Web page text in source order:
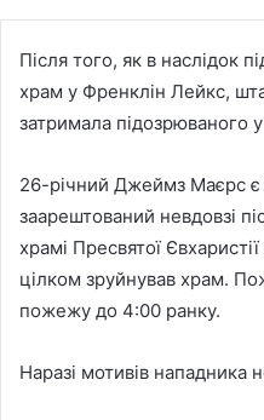
Після того, як в наслідок
храм у Френклін Лейкс,
затримала підозрюваного у
26-річний Джеймз Маєрс
заарештований невдовзі
храмі Пресвятої
цілком зруйнував храм.
пожежу до 4:00 ранку.
Наразі мотивів нападника